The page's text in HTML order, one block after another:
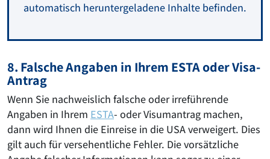
automatisch heruntergeladene Inhalte befinden.
8. Falsche Angaben in Ihrem ESTA oder Visa-
Antrag
Wenn Sie nachweislich falsche oder irreführende
Angaben in Ihrem ESTA- oder Visumantrag machen,
dann wird Ihnen die Einreise in die USA verweigert. Dies
gilt auch für versehentliche Fehler. Die vorsätzliche